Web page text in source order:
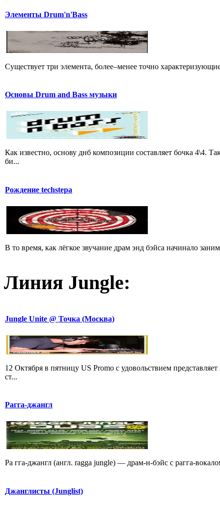
Элементы Drum'n'Bass
Существует три элемента, более–менее точно
Основы Drum and Bass музыки
Как известно, основу днб композиции составляет бочка 4\4.
би...
Рождение techstepа
В то время, как лёгкое звучание драм энд бэйса начинало
Линия Jungle:
Jungle Unite @ Точка (Москва)
12 Октября в пятницу US Promo с удовольствием
ст...
Рагга-джангл
Ра гга-джангл (англ. ragga jungle) — драм-н-бэйс с рагга-
Джанглисты (Junglist)